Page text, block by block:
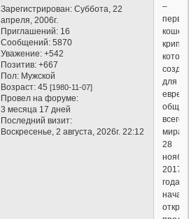
Зарегистрирован: Суббота, 22
апреля, 2006г.
Приглашений: 16
Сообщений: 5870
Уважение: +542
Позитив: +667
Пол: Мужской
Возраст: 45[1980-11-07]
Провел на форуме:
3 месяца 17 дней
Последний визит:
Воскресенье, 2 августа, 2026г. 22:12
–
для
общин
всего
мира.
28
2017
года